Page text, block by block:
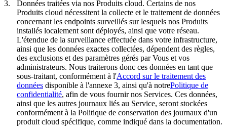
3.
Données traitées via nos Produits cloud. Certains de nos
Produits cloud nécessitent la collecte et le traitement de données
concernant les endpoints surveillés sur lesquels nos Produits
installés localement sont déployés, ainsi que votre réseau.
L'étendue de la surveillance effectuée dans votre infrastructure,
ainsi que les données exactes collectées, dépendent des règles,
des exclusions et des paramètres gérés par Vous et vos
administrateurs. Nous traiterons donc ces données en tant que
sous-traitant, conformément à l'Accord sur le traitement des
données disponible à l'annexe 3, ainsi qu'à notrePolitique de
confidentialité, afin de vous fournir nos Services. Ces données,
ainsi que les autres journaux liés au Service, seront stockées
conformément à la Politique de conservation des journaux d'un
produit cloud spécifique, comme indiqué dans la documentation.